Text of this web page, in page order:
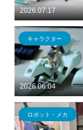
2026.07.17
2026.06.04
キャラクター
ロボット・メカ